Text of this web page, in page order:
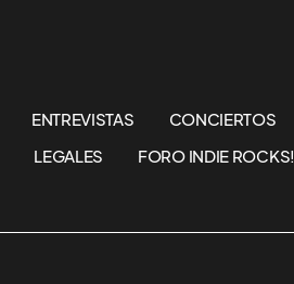
ENTREVISTAS CONCIERTOS
LEGALES FORO INDIE ROCKS!